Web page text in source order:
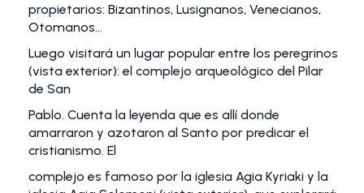
propietarios: Bizantinos, Lusignanos, Venecianos,
Otomanos…
Luego visitará un lugar popular entre los peregrinos
(vista exterior): el complejo arqueológico del Pilar
de San
Pablo. Cuenta la leyenda que es allí donde
amarraron y azotaron al Santo por predicar el
cristianismo. El
complejo es famoso por la iglesia Agia Kyriaki y la